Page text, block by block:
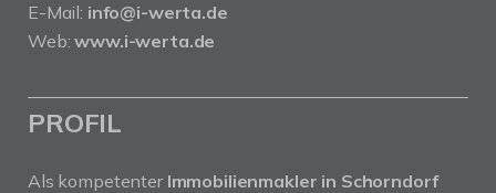
E-Mail: info@i-werta.de
Web:www.i-werta.de
PROFIL
Als kompetenter Immobilienmakler in Schorndorf